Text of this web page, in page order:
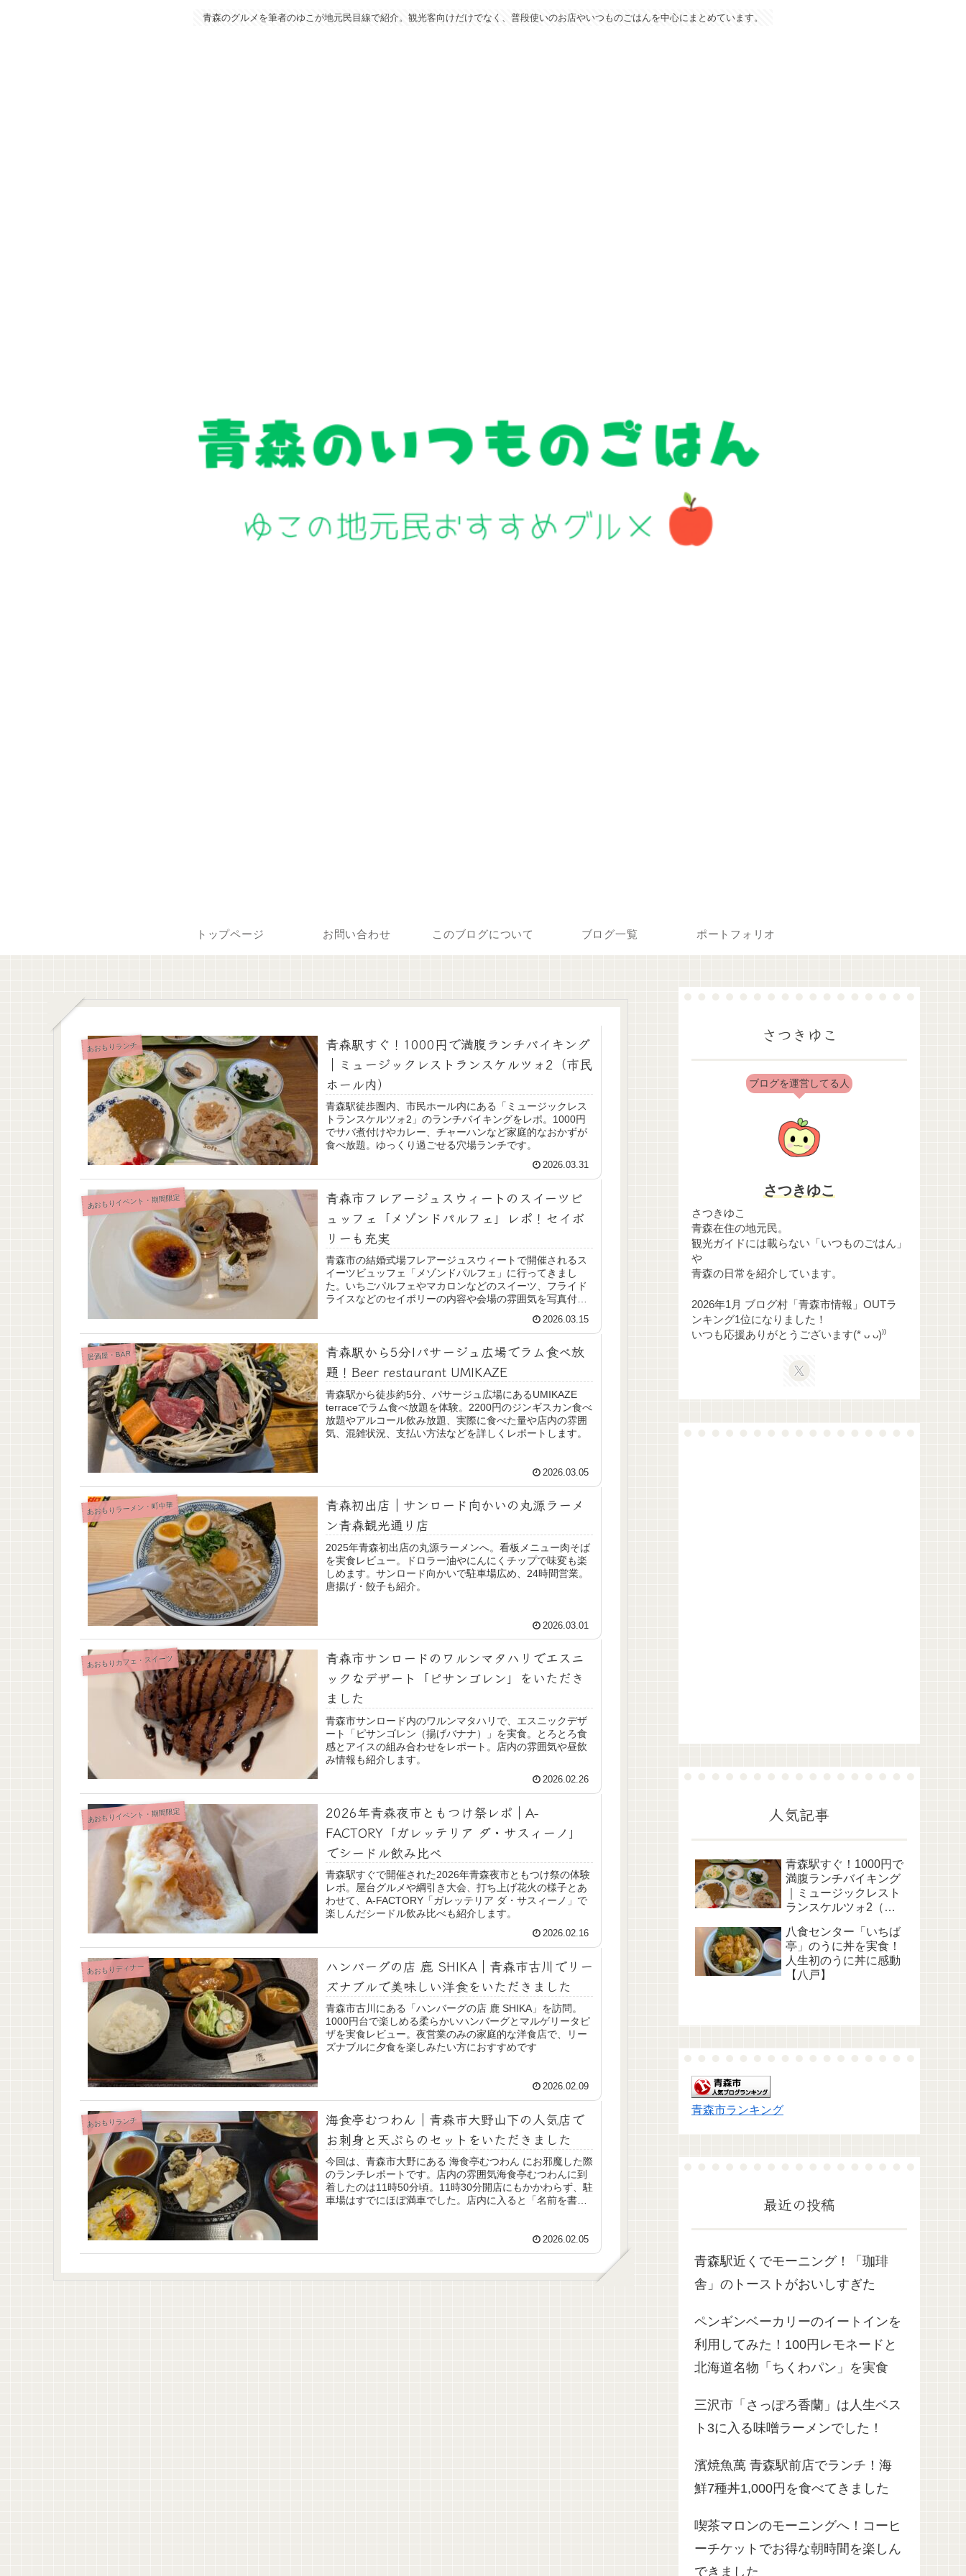
青森のグルメを筆者のゆこが地元民目線で紹介。観光客向けだけでなく、普段使いのお店やいつものごはんを中心にまとめています。
トップページ お問い合わせ このブログについて ブログ一覧 ポートフォリオ
あおもりランチ
青森駅すぐ！1000円で満腹ランチバイキング
｜ミュージックレストランスケルツォ2（市民
ホール内）
青森駅徒歩圏内、市民ホール内にある「ミュージックレス
トランスケルツォ2」のランチバイキングをレポ。1000円
でサバ煮付けやカレー、チャーハンなど家庭的なおかずが
食べ放題。ゆっくり過ごせる穴場ランチです。
2026.03.31
あおもりイベント・期間限定
青森市フレアージュスウィートのスイーツビ
ュッフェ「メゾンドパルフェ」レポ！セイボ
リーも充実
青森市の結婚式場フレアージュスウィートで開催されるス
イーツビュッフェ「メゾンドパルフェ」に行ってきまし
た。いちごパルフェやマカロンなどのスイーツ、フライド
ライスなどのセイボリーの内容や会場の雰囲気を写真付き
2026.03.15
居酒屋・BAR
青森駅から5分|パサージュ広場でラム食べ放
題！Beer restaurant UMIKAZE
青森駅から徒歩約5分、パサージュ広場にあるUMIKAZE
terraceでラム食べ放題を体験。2200円のジンギスカン食べ
放題やアルコール飲み放題、実際に食べた量や店内の雰囲
気、混雑状況、支払い方法などを詳しくレポートします。
2026.03.05
あおもりラーメン・町中華
青森初出店｜サンロード向かいの丸源ラーメ
ン青森観光通り店
2025年青森初出店の丸源ラーメンへ。看板メニュー肉そば
を実食レビュー。ドロラー油やにんにくチップで味変も楽
しめます。サンロード向かいで駐車場広め、24時間営業。
唐揚げ・餃子も紹介。
2026.03.01
あおもりカフェ・スイーツ
青森市サンロードのワルンマタハリでエスニ
ックなデザート「ピサンゴレン」をいただき
ました
青森市サンロード内のワルンマタハリで、エスニックデザ
ート「ピサンゴレン（揚げバナナ）」を実食。とろとろ食
感とアイスの組み合わせをレポート。店内の雰囲気や昼飲
み情報も紹介します。
2026.02.26
あおもりイベント・期間限定
2026年青森夜市ともつけ祭レポ｜A-
FACTORY「ガレッテリア ダ・サスィーノ」
でシードル飲み比べ
青森駅すぐで開催された2026年青森夜市ともつけ祭の体験
レポ。屋台グルメや綱引き大会、打ち上げ花火の様子とあ
わせて、A-FACTORY「ガレッテリア ダ・サスィーノ」で
楽しんだシードル飲み比べも紹介します。
2026.02.16
あおもりディナー
ハンバーグの店 鹿 SHIKA｜青森市古川でリー
ズナブルで美味しい洋食をいただきました
青森市古川にある「ハンバーグの店 鹿 SHIKA」を訪問。
1000円台で楽しめる柔らかいハンバーグとマルゲリータピ
ザを実食レビュー。夜営業のみの家庭的な洋食店で、リー
ズナブルに夕食を楽しみたい方におすすめです
2026.02.09
あおもりランチ
海食亭むつわん｜青森市大野山下の人気店で
お刺身と天ぷらのセットをいただきました
今回は、青森市大野にある 海食亭むつわん にお邪魔した際
のランチレポートです。店内の雰囲気海食亭むつわんに到
着したのは11時50分頃。11時30分開店にもかかわらず、駐
車場はすでにほぼ満車でした。店内に入ると「名前を書い
2026.02.05
さつきゆこ
ブログを運営してる人
さつきゆこ
さつきゆこ
青森在住の地元民。
観光ガイドには載らない「いつものごはん」
や
青森の日常を紹介しています。
2026年1月 ブログ村「青森市情報」OUTラ
ンキング1位になりました！
いつも応援ありがとうございます(* ᴗ ᴗ)⁾⁾
人気記事
青森駅すぐ！1000円で
満腹ランチバイキング
｜ミュージックレスト
ランスケルツォ2（市
八食センター「いちば
亭」のうに丼を実食！
人生初のうに丼に感動
【八戸】
青森市ランキング
最近の投稿
青森駅近くでモーニング！「珈琲
舎」のトーストがおいしすぎた
ペンギンベーカリーのイートインを
利用してみた！100円レモネードと
北海道名物「ちくわパン」を実食
三沢市「さっぽろ香蘭」は人生ベス
ト3に入る味噌ラーメンでした！
濱焼魚萬 青森駅前店でランチ！海
鮮7種丼1,000円を食べてきました
喫茶マロンのモーニングへ！コーヒ
ーチケットでお得な朝時間を楽しん
できました